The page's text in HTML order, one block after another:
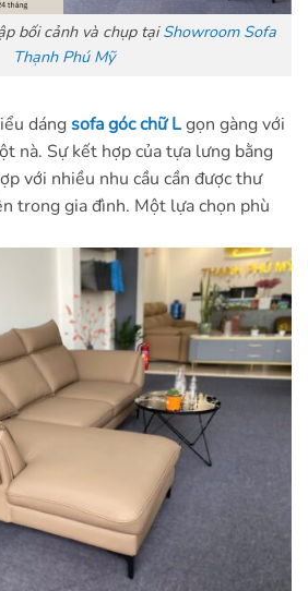
bối cảnh và chụp tạiShowroom Sofa
Thạnh Phú Mỹ
dángsofa góc chữ Lgọn gàng với
nà. Sự kết hợp của tựa lưng bằng
với nhiều nhu cầu cần được thư
trong gia đình. Một lựa chọn phù